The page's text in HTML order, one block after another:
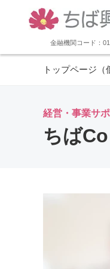
金融機関コード：
トップページ（
経営・事業サ
ちば